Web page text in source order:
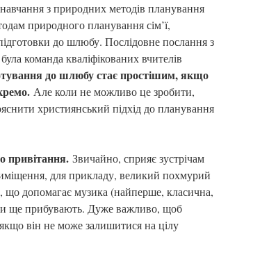
з природних методів планування
природного планування сім’ї,
до шлюбу. Послідовне послання з
команда кваліфікованих вчителів
до шлюбу стає простішим, якщо
Але коли не можливо це зробити,
християнський підхід до планування
привітання. Звичайно, сприяє зустрічам
для прикладу, великий похмурий
допомагає музика (найперше, класична,
ще прибувають. Дуже важливо, щоб
він не може залишитися на цілу